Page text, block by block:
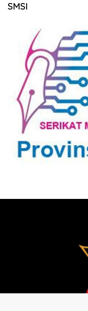
SMSI